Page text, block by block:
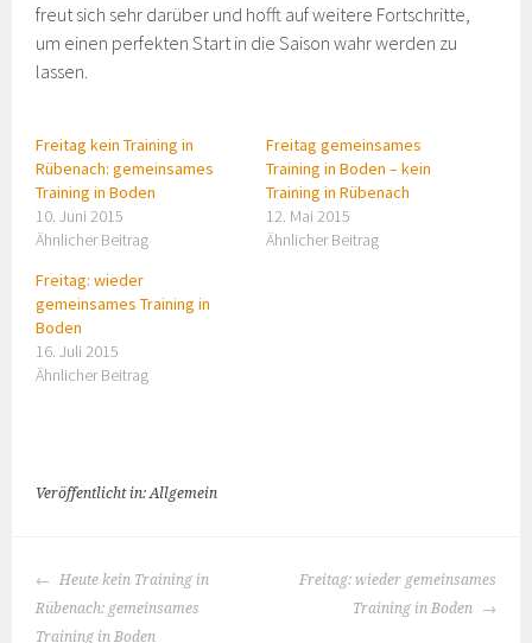
freut sich sehr darüber und hofft auf weitere Fortschritte,
um einen perfekten Start in die Saison wahr werden zu
lassen.
Freitag kein Training in
Rübenach: gemeinsames
Training in Boden
10. Juni 2015
Ähnlicher Beitrag
Freitag gemeinsames
Training in Boden – kein
Training in Rübenach
12. Mai 2015
Ähnlicher Beitrag
Freitag: wieder
gemeinsames Training in
Boden
16. Juli 2015
Ähnlicher Beitrag
Veröffentlicht in: Allgemein
BEITRAGS-
NAVIGATION
Heute kein Training in
Rübenach: gemeinsames
Training in Boden
Freitag: wieder gemeinsames
Training in Boden